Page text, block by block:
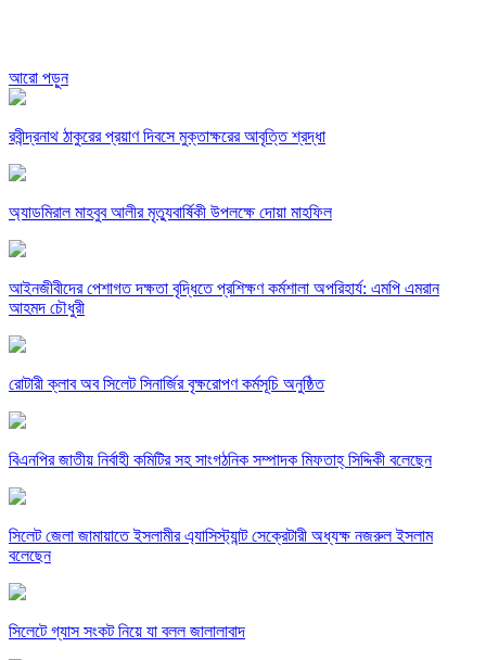
আরো পড়ুন
রবীন্দ্রনাথ ঠাকুরের প্রয়াণ দিবসে মুক্তাক্ষরের আবৃত্তি শ্রদ্ধা
অ্যাডমিরাল মাহবুব আলীর মৃত্যুবার্ষিকী উপলক্ষে দোয়া মাহফিল
‎আইনজীবীদের পেশাগত দক্ষতা বৃদ্ধিতে প্রশিক্ষণ কর্মশালা অপরিহার্য: এমপি এমরান
আহমদ চৌধুরী
রোটারী ক্লাব অব সিলেট সিনার্জির বৃক্ষরোপণ কর্মসূচি অনুষ্ঠিত
বিএনপির জাতীয় নির্বাহী কমিটির সহ সাংগঠনিক সম্পাদক মিফতাহ্ সিদ্দিকী বলেছেন
সিলেট জেলা জামায়াতে ইসলামীর এ্যাসিস্ট্যান্ট সেক্রেটারী অধ্যক্ষ নজরুল ইসলাম
বলেছেন
সিলেটে গ্যাস সংকট নিয়ে যা বলল জালালাবাদ